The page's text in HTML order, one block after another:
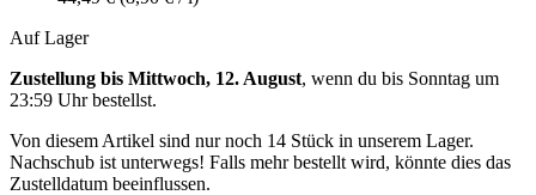
Auf Lager
Zustellung bis Mittwoch, 12. August, wenn du bis Sonntag um
23:59 Uhrbestellst.
Von diesem Artikel sind nur noch 14 Stück in unserem Lager.
Nachschub ist unterwegs! Falls mehr bestellt wird, könnte dies das
Zustelldatum beeinflussen.